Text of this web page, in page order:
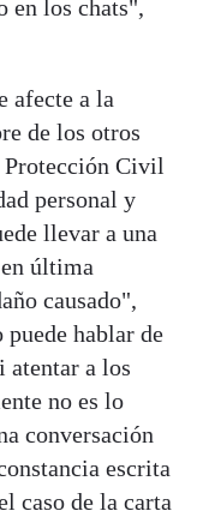
en los chats",
afecte a la
de los otros
Protección Civil
personal y
llevar a una
última
causado",
puede hablar de
atentar a los
no es lo
conversación
escrita
caso de la carta